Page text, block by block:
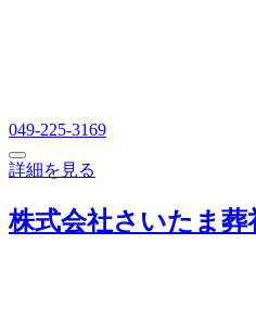
049-225-3169
詳細を見る
株式会社さいたま葬